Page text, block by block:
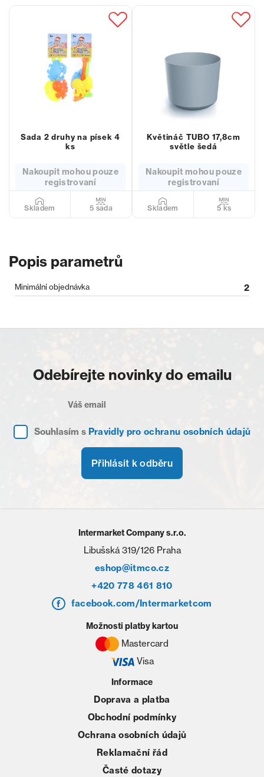
Sada 2 druhy na písek 4
ks
Nakoupit mohou pouze
registrovaní
Skladem 5 sada
Květináč TUBO 17,8cm
světle šedá
Nakoupit mohou pouze
registrovaní
Skladem 5 ks
Popis parametrů
Minimální objednávka 2
Odebírejte novinky do emailu
Souhlasím s Pravidly pro ochranu osobních údajů
Přihlásit k odběru
Intermarket Company s.r.o.
Libušská 319/126 Praha
eshop@itmco.cz
+420 778 461 810
facebook.com/Intermarketcom
Informace
Doprava a platba
Obchodní podmínky
Ochrana osobních údajů
Reklamační řád
Časté dotazy
Možnosti platby kartou
Mastercard
Visa